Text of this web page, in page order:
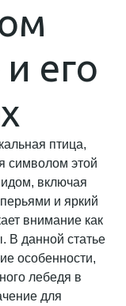
его
птица,
символом этой
включая
и яркий
внимание как
В данной статье
особенности,
лебедя в
для